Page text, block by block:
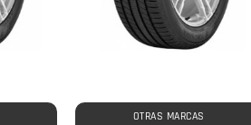
OTRAS MARCAS